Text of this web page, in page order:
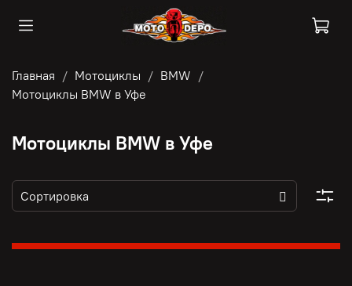
Главная Мотоциклы
BMW
Мотоциклы BMW в Уфе
Мотоциклы BMW в Уфе